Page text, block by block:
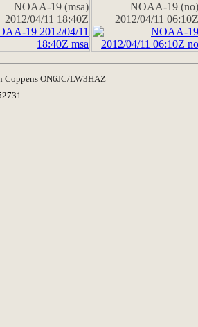
NOAA-19 (msa)
2012/04/11 18:40Z
NOAA-19 (no)
2012/04/11 06:10Z
Coppens ON6JC/LW3HAZ